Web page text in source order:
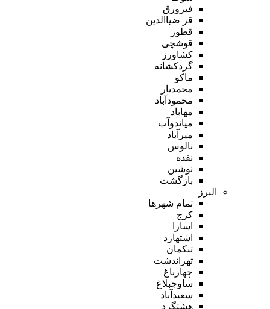
فیرورق
قر ضیاالدین
قطور
قوشچی
کشاورز
گردکشانه
ماکو
محمدیار
محمودآباد
مهاباد
میاندوآب
میرآباد
نالوس
نقده
نوشین
بازگشت
البرز
تمام شهر‌ها
کرج
اسارا
اشتهارد
تنکمان
تهراندشت
چهارباغ
ساوجبلاغ
سعیدآباد
هشتگرد